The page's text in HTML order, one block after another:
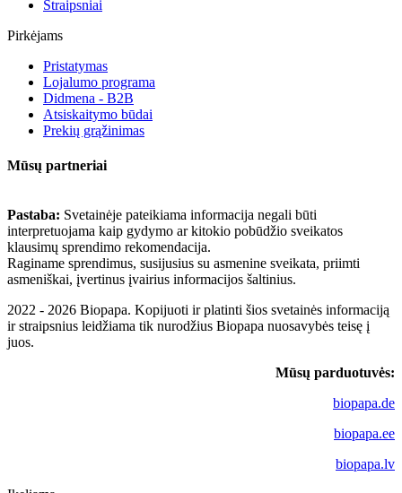
Straipsniai
Pirkėjams
Pristatymas
Lojalumo programa
Didmena - B2B
Atsiskaitymo būdai
Prekių grąžinimas
Mūsų partneriai
Pastaba: Svetainėje pateikiama informacija negali būti
interpretuojama kaip gydymo ar kitokio pobūdžio sveikatos
klausimų sprendimo rekomendacija.
Raginame sprendimus, susijusius su asmenine sveikata, priimti
asmeniškai, įvertinus įvairius informacijos šaltinius.
2022 - 2026 Biopapa. Kopijuoti ir platinti šios svetainės informaciją
ir straipsnius leidžiama tik nurodžius Biopapa nuosavybės teisę į
juos.
Mūsų parduotuvės:
biopapa.de
biopapa.ee
biopapa.lv